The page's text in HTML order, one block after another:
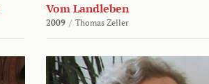
Vom Landleben
2009 / Thomas Zeller